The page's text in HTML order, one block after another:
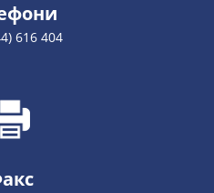
616 404